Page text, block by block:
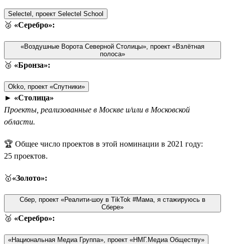
Selectel, проект Selectel School
🥈 «Серебро»:
«Воздушные Ворота Северной Столицы», проект «Взлётная
полоса»
🥉 «Бронза»:
Okko, проект «Спутники»
► «Столица»
Проекты, реализованные в Москве и/или в Московской
области.
🏆 Общее число проектов в этой номинации в 2021 году:
25 проектов.
🥇«Золото»:
Сбер, проект «Реалити-шоу в TikTok #Мама, я стажируюсь в
Сбере»
🥈 «Серебро»:
«Национальная Медиа Группа», проект «НМГ.Медиа Обществу»